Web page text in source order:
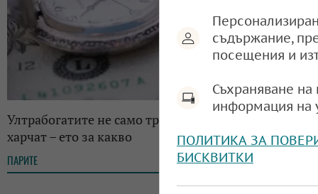
Ултрабогатите не само трупат милиарди, но и ги
харчат – ето за какво
ПАРИТЕ 08:49, 02.10.2025
съдържание,
посещения и
Съхраняване
информация на
ПОЛИТИКА ЗА
БИСКВИТКИ